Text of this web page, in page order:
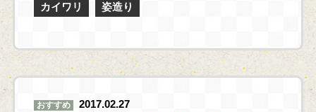
カイワリ 姿造り
おすすめ 2017.02.27